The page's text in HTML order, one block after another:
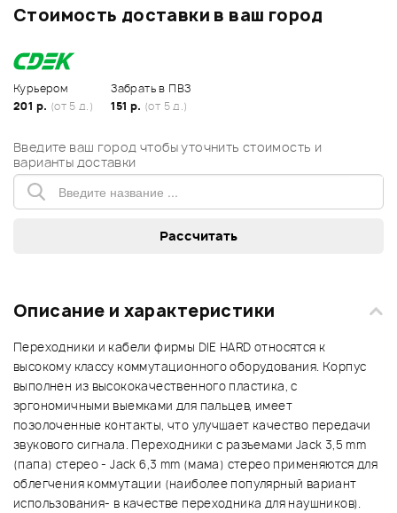
Стоимость доставки в ваш город
Курьером
201 р. (от 5 д.)
Забрать в ПВЗ
151 р. (от 5 д.)
Введите ваш город чтобы уточнить стоимость и
варианты доставки
Описание и характеристики
Переходники и кабели фирмы DIE HARD относятся к
высокому классу коммутационного оборудования. Корпус
выполнен из высококачественного пластика, с
эргономичными выемками для пальцев, имеет
позолоченные контакты, что улучшает качество передачи
звукового сигнала. Переходники с разъемами Jack 3,5 mm
(папа) стерео - Jack 6,3 mm (мама) стерео применяются для
облегчения коммутации (наиболее популярный вариант
использования- в качестве переходника для наушников).